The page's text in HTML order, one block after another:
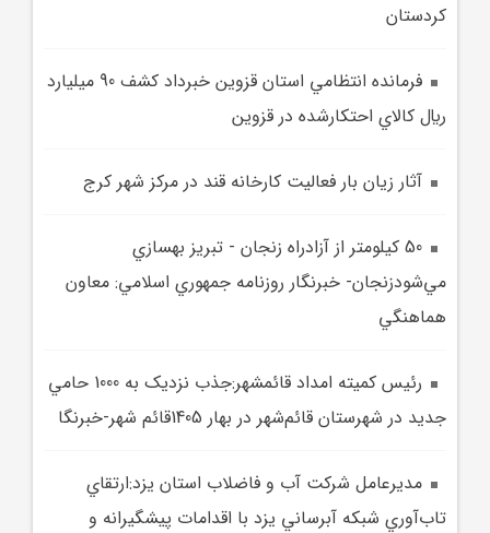
کردستان
فرمانده انتظامي استان قزوين خبرداد کشف 90 ميليارد
ريال کالاي احتکارشده در قزوين
آثار زيان بار فعاليت کارخانه قند در مرکز شهر کرج
50 کيلومتر از آزادراه زنجان - تبريز بهسازي
مي‌شودزنجان- خبرنگار روزنامه جمهوري اسلامي: معاون
هماهنگي
رئيس کميته امداد قائمشهر:جذب نزديک به 1000 حامي
جديد در شهرستان قائم‌شهر در بهار 1405قائم شهر-خبرنگا
مديرعامل شرکت آب و فاضلاب استان يزد:ارتقاي
تاب‌آوري شبکه آبرساني يزد با اقدامات پيشگيرانه و